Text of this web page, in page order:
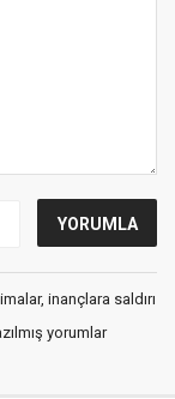
inançlara saldırı
yorumlar